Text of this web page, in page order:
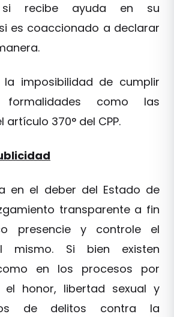
si recibe ayuda en su
es coaccionado a declarar
imposibilidad de cumplir
como las
artículo 370° del CPP.
en el deber del Estado de
transparente a fin
presencie y controle el
mismo. Si bien existen
en los procesos por
el honor, libertad sexual y
de delitos contra la